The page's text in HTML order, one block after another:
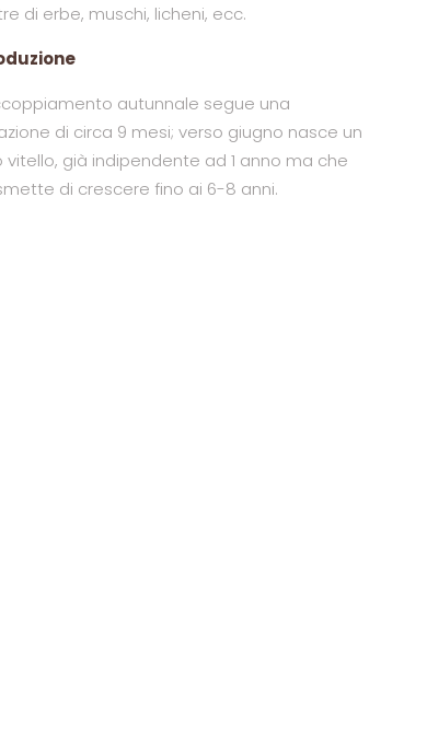
di erbe, muschi, licheni, ecc.
autunnale segue una
di circa 9 mesi; verso giugno nasce un
vitello, già indipendente ad 1 anno ma che
di crescere fino ai 6-8 anni.